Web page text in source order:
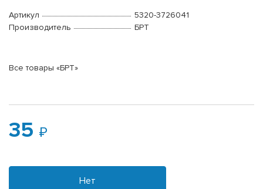
Артикул
5320-3726041
Производитель
БРТ
Все товары «БРТ»
35
Нет